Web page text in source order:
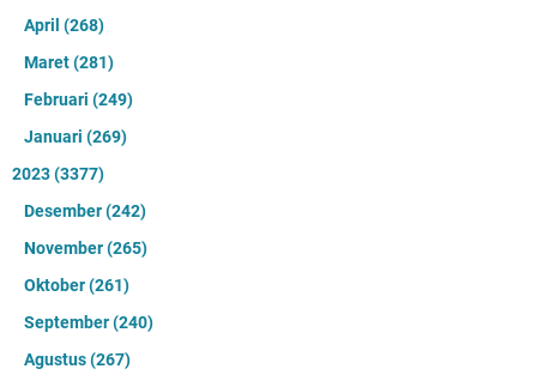
April (268)
Maret(281)
Februari (249)
Januari (269)
2023(3377)
Desember(242)
November(265)
Oktober(261)
September(240)
Agustus(267)